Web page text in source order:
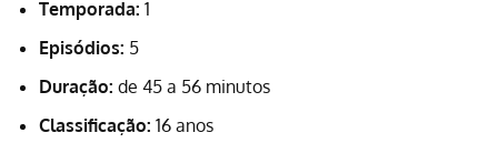
Temporada: 1
Episódios: 5
Duração: de 45 a 56 minutos
Classificação: 16 anos